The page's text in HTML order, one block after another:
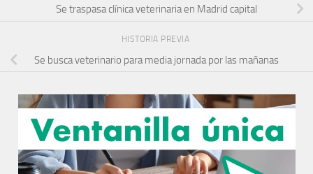
Se traspasa clínica veterinaria en Madrid capital
HISTORIA PREVIA
Se busca veterinario para media jornada por las mañanas